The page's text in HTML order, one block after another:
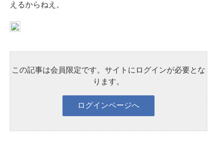
えるからねえ。
この記事は会員限定です。サイトにログインが必要とな
ります。